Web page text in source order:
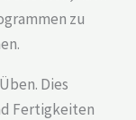
zu
Dies
Fertigkeiten